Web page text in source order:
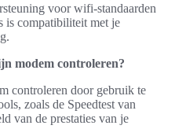
voor wifi-standaarden
is compatibiliteit met je
modem controleren?
controleren door gebruik te
zoals de Speedtest van
van de prestaties van je